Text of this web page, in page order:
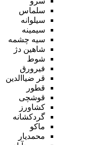
سلماس
سیلوانه
سیمینه
سیه چشمه
شاهین دژ
شوط
فیرورق
قر ضیاالدین
قطور
قوشچی
کشاورز
گردکشانه
ماکو
محمدیار